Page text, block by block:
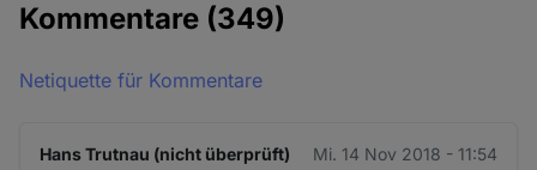
Kommentare (349)
Netiquette für Kommentare
Hans Trutnau (nicht überprüft) Mi. 14 Nov 2018 - 11:54